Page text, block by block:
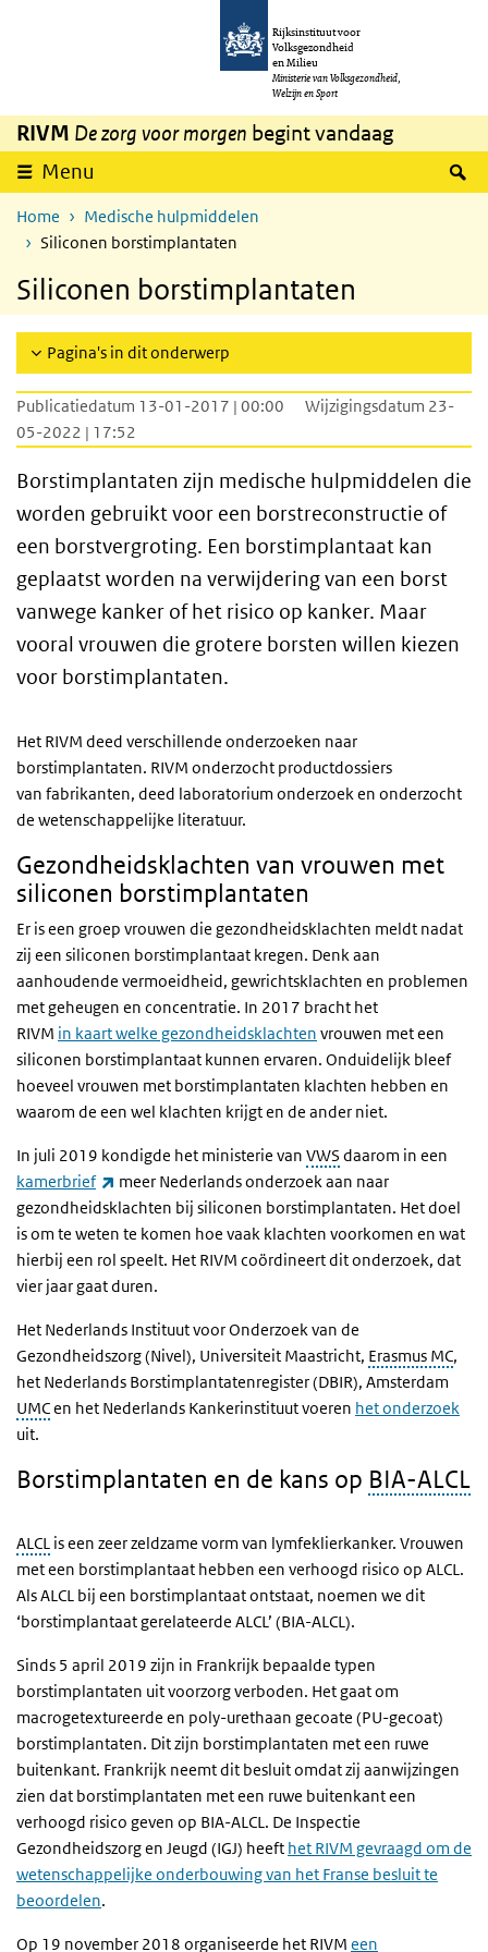
Overslaan en naar de inhoud gaan
Rijksinstituut voor
Volksgezondheid
en Milieu
Ministerie van Volksgezondheid,
Welzijn en Sport
RIVM De zorg voor morgen begint vandaag
Menu
Home
Medische hulpmiddelen
Siliconen borstimplantaten
Siliconen borstimplantaten
Pagina's in dit onderwerp
Publicatiedatum 13-01-2017 | 00:00
Wijzigingsdatum 23-
05-2022 | 17:52
Borstimplantaten zijn medische hulpmiddelen die
worden gebruikt voor een borstreconstructie of
een borstvergroting. Een borstimplantaat kan
geplaatst worden na verwijdering van een borst
vanwege kanker of het risico op kanker. Maar
vooral vrouwen die grotere borsten willen kiezen
voor borstimplantaten.
Het RIVM deed verschillende onderzoeken naar
borstimplantaten. RIVM onderzocht productdossiers
van fabrikanten, deed laboratorium onderzoek en onderzocht
de wetenschappelijke literatuur.
Gezondheidsklachten van vrouwen met
siliconen borstimplantaten
Er is een groep vrouwen die gezondheidsklachten meldt nadat
zij een siliconen borstimplantaat kregen. Denk aan
aanhoudende vermoeidheid, gewrichtsklachten en problemen
met geheugen en concentratie. In 2017 bracht het
RIVM in kaart welke gezondheidsklachten vrouwen met een
siliconen borstimplantaat kunnen ervaren. Onduidelijk bleef
hoeveel vrouwen met borstimplantaten klachten hebben en
waarom de een wel klachten krijgt en de ander niet.
In juli 2019 kondigde het ministerie van VWS daarom in een
kamerbrief
(externe link)
meer Nederlands onderzoek aan naar
gezondheidsklachten bij siliconen borstimplantaten. Het doel
is om te weten te komen hoe vaak klachten voorkomen en wat
hierbij een rol speelt. Het RIVM coördineert dit onderzoek, dat
vier jaar gaat duren.
Het Nederlands Instituut voor Onderzoek van de
Gezondheidszorg (Nivel), Universiteit Maastricht, Erasmus MC,
het Nederlands Borstimplantatenregister (DBIR), Amsterdam
UMCen het Nederlands Kankerinstituut voeren het onderzoek
uit.
Borstimplantaten en de kans op BIA-ALCL
ALCL is een zeer zeldzame vorm van lymfeklierkanker. Vrouwen
met een borstimplantaat hebben een verhoogd risico op ALCL.
Als ALCL bij een borstimplantaat ontstaat, noemen we dit
‘borstimplantaat gerelateerde ALCL’ (BIA-ALCL).
Sinds 5 april 2019 zijn in Frankrijk bepaalde typen
borstimplantaten uit voorzorg verboden. Het gaat om
macrogetextureerde en poly-urethaan gecoate (PU-gecoat)
borstimplantaten. Dit zijn borstimplantaten met een ruwe
buitenkant. Frankrijk neemt dit besluit omdat zij aanwijzingen
zien dat borstimplantaten met een ruwe buitenkant een
verhoogd risico geven op BIA-ALCL. De Inspectie
Gezondheidszorg en Jeugd (IGJ) heeft het RIVM gevraagd om de
wetenschappelijke onderbouwing van het Franse besluit te
beoordelen.
Op 19 november 2018 organiseerde het RIVM een